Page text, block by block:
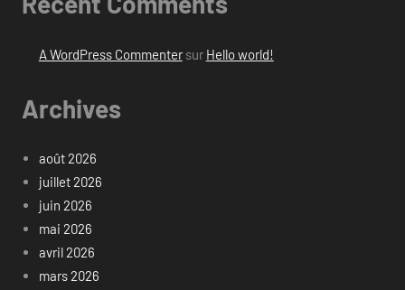
A WordPress Commentersur Hello world!
Archives
août 2026
juillet 2026
juin 2026
mai 2026
avril 2026
mars 2026